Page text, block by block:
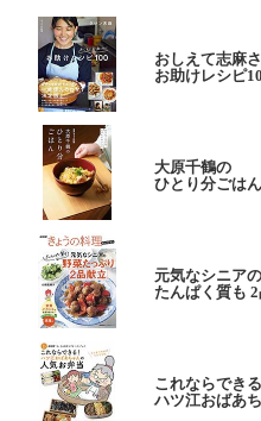
おしえて志麻
お助けレシピ
大原千鶴の
ひとり分ごはん
元気なシニア
たんぱく質も
これならでき
ハツ江おばあ